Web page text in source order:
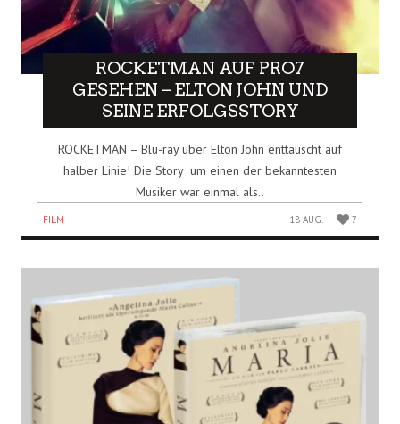
ROCKETMAN AUF PRO7
GESEHEN – ELTON JOHN UND
SEINE ERFOLGSSTORY
ROCKETMAN – Blu-ray über Elton John enttäuscht auf
halber Linie! Die Story um einen der bekanntesten
Musiker war einmal als..
FILM 18 AUG. 7